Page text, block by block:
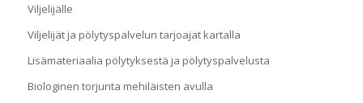
Viljelijälle
Viljelijät ja pölytyspalvelun tarjoajat kartalla
Lisämateriaalia pölytyksestä ja pölytyspalvelusta
Biologinen torjunta mehiläisten avulla